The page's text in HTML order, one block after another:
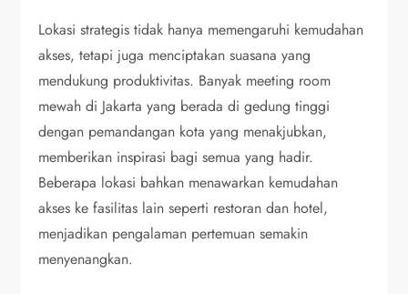
Lokasi strategis tidak hanya memengaruhi kemudahan
akses, tetapi juga menciptakan suasana yang
mendukung produktivitas. Banyak meeting room
mewah di Jakarta yang berada di gedung tinggi
dengan pemandangan kota yang menakjubkan,
memberikan inspirasi bagi semua yang hadir.
Beberapa lokasi bahkan menawarkan kemudahan
akses ke fasilitas lain seperti restoran dan hotel,
menjadikan pengalaman pertemuan semakin
menyenangkan.